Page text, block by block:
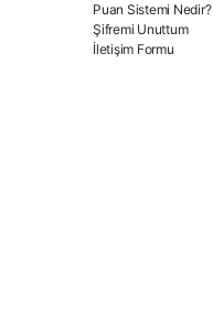
Puan Sistemi Nedir?
Şifremi Unuttum
İletişim Formu